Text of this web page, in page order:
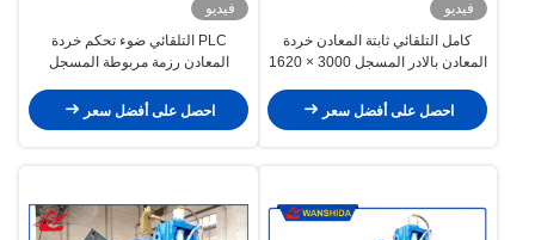
فيديو
كامل التلقائي ثابتة المعادن خردة
المعادن بالادر المسجل 3000 × 1620
احصل على أفضل سعر
فيديو
PLC التلقائي ضوء تحكم خردة
المعادن رزمة مربوطة المسجل
3000B
احصل على أفضل سعر